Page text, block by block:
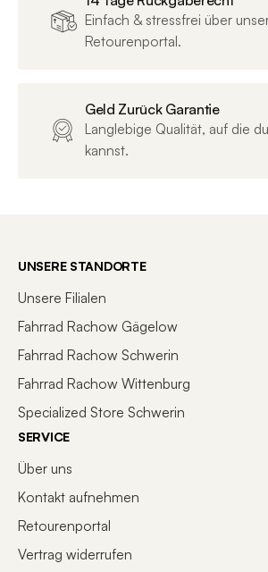
black´n´grey
Nettogewicht g 830
Einfach & stressfrei über
Retourenportal.
Geld Zurück Garantie
Langlebige Qualität, auf die
kannst.
UNSERE STANDORTE
Unsere Filialen
Fahrrad Rachow Gägelow
Fahrrad Rachow Schwerin
Fahrrad Rachow Wittenburg
Specialized Store Schwerin
SERVICE
Über uns
Kontakt aufnehmen
Retourenportal
Vertrag widerrufen